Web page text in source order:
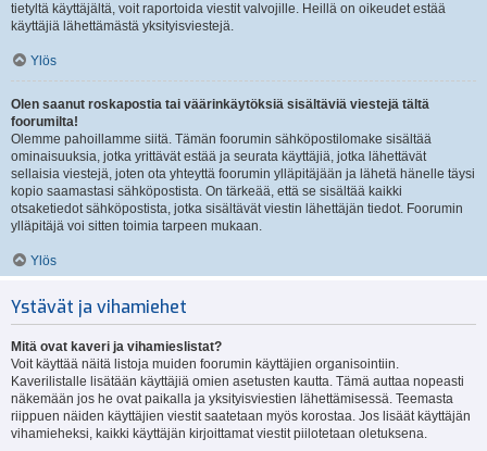
tietyltä käyttäjältä, voit raportoida viestit valvojille. Heillä on oikeudet estää
käyttäjiä lähettämästä yksityisviestejä.
Ylös
Olen saanut roskapostia tai väärinkäytöksiä sisältäviä viestejä tältä
foorumilta!
Olemme pahoillamme siitä. Tämän foorumin sähköpostilomake sisältää
ominaisuuksia, jotka yrittävät estää ja seurata käyttäjiä, jotka lähettävät
sellaisia viestejä, joten ota yhteyttä foorumin ylläpitäjään ja lähetä hänelle täysi
kopio saamastasi sähköpostista. On tärkeää, että se sisältää kaikki
otsaketiedot sähköpostista, jotka sisältävät viestin lähettäjän tiedot. Foorumin
ylläpitäjä voi sitten toimia tarpeen mukaan.
Ylös
Ystävät ja vihamiehet
Mitä ovat kaveri ja vihamieslistat?
Voit käyttää näitä listoja muiden foorumin käyttäjien organisointiin.
Kaverilistalle lisätään käyttäjiä omien asetusten kautta. Tämä auttaa nopeasti
näkemään jos he ovat paikalla ja yksityisviestien lähettämisessä. Teemasta
riippuen näiden käyttäjien viestit saatetaan myös korostaa. Jos lisäät käyttäjän
vihamieheksi, kaikki käyttäjän kirjoittamat viestit piilotetaan oletuksena.